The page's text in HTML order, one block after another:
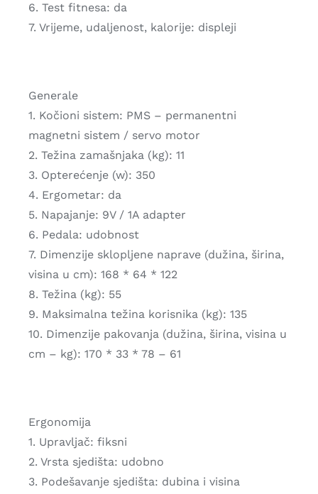
6. Test fitnesa: da
7. Vrijeme, udaljenost, kalorije: displeji
Generale
1. Kočioni sistem: PMS – permanentni
magnetni sistem / servo motor
2. Težina zamašnjaka (kg): 11
3. Opterećenje (w): 350
4. Ergometar: da
5. Napajanje: 9V / 1A adapter
6. Pedala: udobnost
7. Dimenzije sklopljene naprave (dužina, širina,
visina u cm): 168 * 64 * 122
8. Težina (kg): 55
9. Maksimalna težina korisnika (kg): 135
10. Dimenzije pakovanja (dužina, širina, visina u
cm – kg): 170 * 33 * 78 – 61
Ergonomija
1. Upravljač: fiksni
2. Vrsta sjedišta: udobno
3. Podešavanje sjedišta: dubina i visina